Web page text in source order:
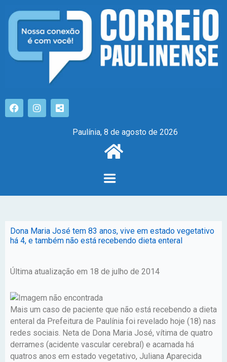
Paulínia, 8 de agosto de 2026
Dona Maria José tem 83 anos, vive em estado vegetativo
há 4, e também não está recebendo dieta enteral
Última atualização em 18 de julho de 2014
Mais um caso de paciente que não está recebendo a dieta
enteral da Prefeitura de Paulínia foi revelado hoje (18) nas
redes sociais. Neta de Dona Maria José, vítima de quatro
derrames (acidente vascular cerebral) e acamada há
quatros anos em estado vegetativo, Juliana Aparecida